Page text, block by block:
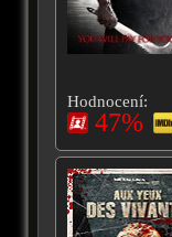
Hodnocení:
47%